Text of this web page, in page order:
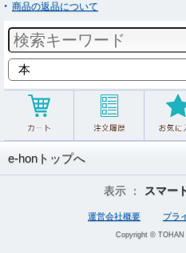
商品の返品について
e-honトップへ
表示 ： スマー
運営会社概要 プラ
Copyright © TOHAN